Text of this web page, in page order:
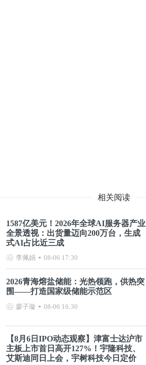
相关阅读
1587亿美元！2026年全球AI服务器产业
全景透视：出货量迈向200万台，生成
式AI占比近三成
李佩娟 08-06 17:30
2026青海熔盐储能：光热领跑，供热突
围——打造国家级储能示范区
廖子璇 08-06 16:30
【8月6日IPO动态观察】津富士达沪市
主板上市首日高开127%！宇隆科技、
艾斯迪同日上会，宇树科技今日定价